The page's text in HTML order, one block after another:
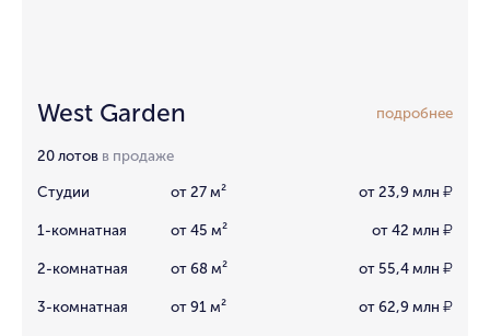
West Garden подробнее
20 лотов в продаже
Студии от 27 м² от 23,9 млн ₽
1-комнатная от 45 м² от 42 млн ₽
2-комнатная от 68 м² от 55,4 млн ₽
3-комнатная от 91 м² от 62,9 млн ₽